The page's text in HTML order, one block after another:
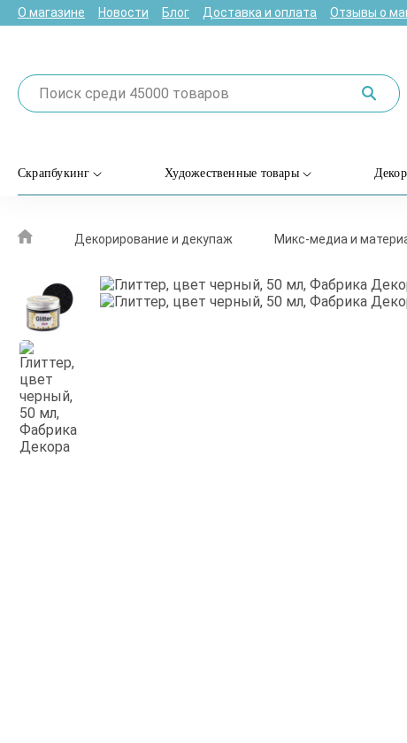
О магазине Новости Блог Доставка и оплата Отзывы о
Скрапбукинг Художественные товары
Декорирование и декупаж Микс-медиа и